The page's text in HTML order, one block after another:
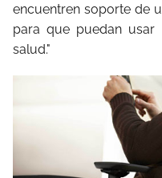
encuentren soporte de
para que puedan usar
salud."